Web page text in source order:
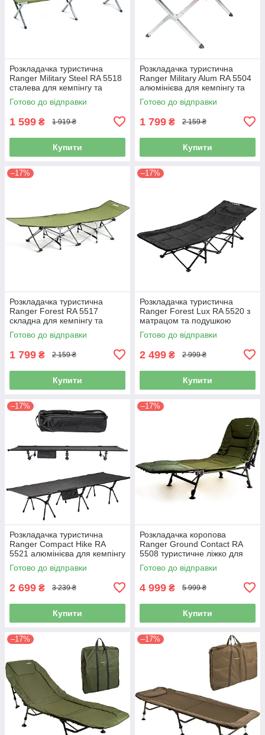
Розкладачка туристична
Ranger Military Steel RA 5518
сталева для кемпінгу та
риболовлі
Готово до відправки
1 599 ₴ 1 919 ₴
Купити
Розкладачка туристична
Ranger Military Alum RA 5504
алюмінієва для кемпінгу та
риболовлі
Готово до відправки
1 799 ₴ 2 159 ₴
Купити
–17%
Розкладачка туристична
Ranger Forest RA 5517
складна для кемпінгу та
відпочинку
Готово до відправки
1 799 ₴ 2 159 ₴
Купити
–17%
Розкладачка туристична
Ranger Forest Lux RA 5520 з
матрацом та подушкою
Готово до відправки
2 499 ₴ 2 999 ₴
Купити
–17%
Розкладачка туристична
Ranger Compact Hike RA
5521 алюмінієва для кемпінгу
та походів
Готово до відправки
2 699 ₴ 3 239 ₴
Купити
–17%
Розкладачка коропова
Ranger Ground Contact RA
5508 туристичне ліжко для
риболовлі
Готово до відправки
4 999 ₴ 5 999 ₴
Купити
–17% –17%